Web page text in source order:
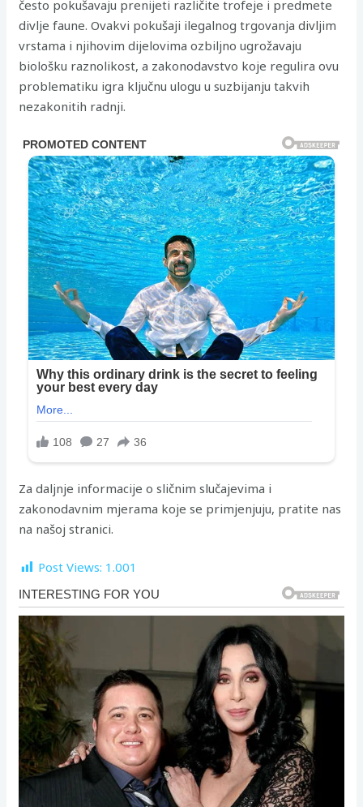
često pokušavaju prenijeti različite trofeje i predmete
divlje faune. Ovakvi pokušaji ilegalnog trgovanja divljim
vrstama i njihovim dijelovima ozbiljno ugrožavaju
biološku raznolikost, a zakonodavstvo koje regulira ovu
problematiku igra ključnu ulogu u suzbijanju takvih
nezakonitih radnji.
Za daljnje informacije o sličnim slučajevima i
zakonodavnim mjerama koje se primjenjuju, pratite nas
na našoj stranici.
Post Views: 1.001